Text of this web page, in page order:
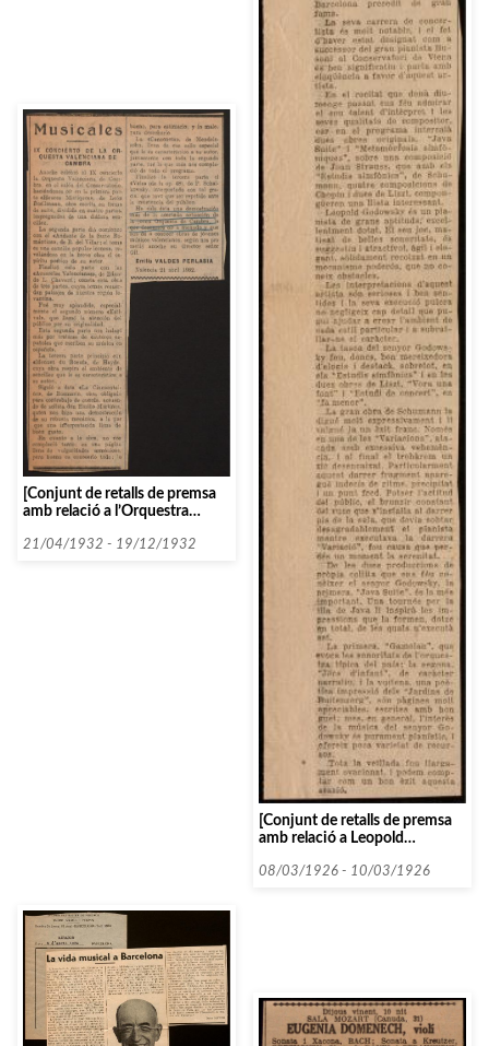
[Conjunt de retalls de premsa
amb relació a l’Orquestra
21/04/1932 - 19/12/1932
[Conjunt de retalls de premsa
amb relació a Leopold
08/03/1926 - 10/03/1926